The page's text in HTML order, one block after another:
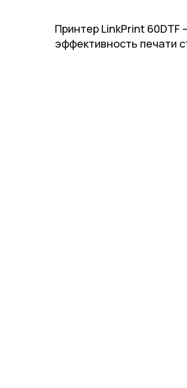
Принтер LinkPrint 60DTF
эффективность печати